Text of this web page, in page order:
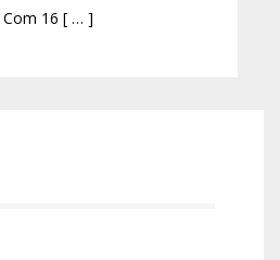
Com 16 [ … ]